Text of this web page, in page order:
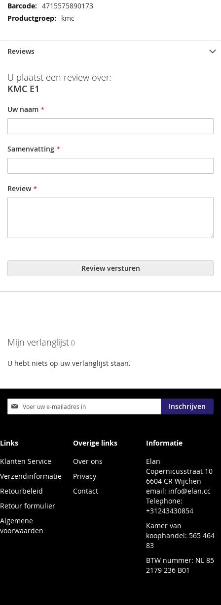
Meer
informatie
4715575890173
kmc
Reviews
U plaatst een review over:
KMC E1
Uw naam
Samenvatting
Review
Review versturen
Mijn verlanglijst
U hebt niets op uw verlanglijst staan.
Abonneer
u
nieuwsbrief
Inschrijven
Links
Klanten Service
Verzendinformatie
Retourbeleid
Retour formulier
Algemene
voorwaarden
Overige links
Over ons
Privacy
Contact
Informatie
Elan
Copernicusstraat 10
6604 CR Wijchen
email: info@elan.cc
Telephone:
+31243430854
Kamer van
koophandel: 565 464
83
BTW nummer: NL 85
2179 236 B01